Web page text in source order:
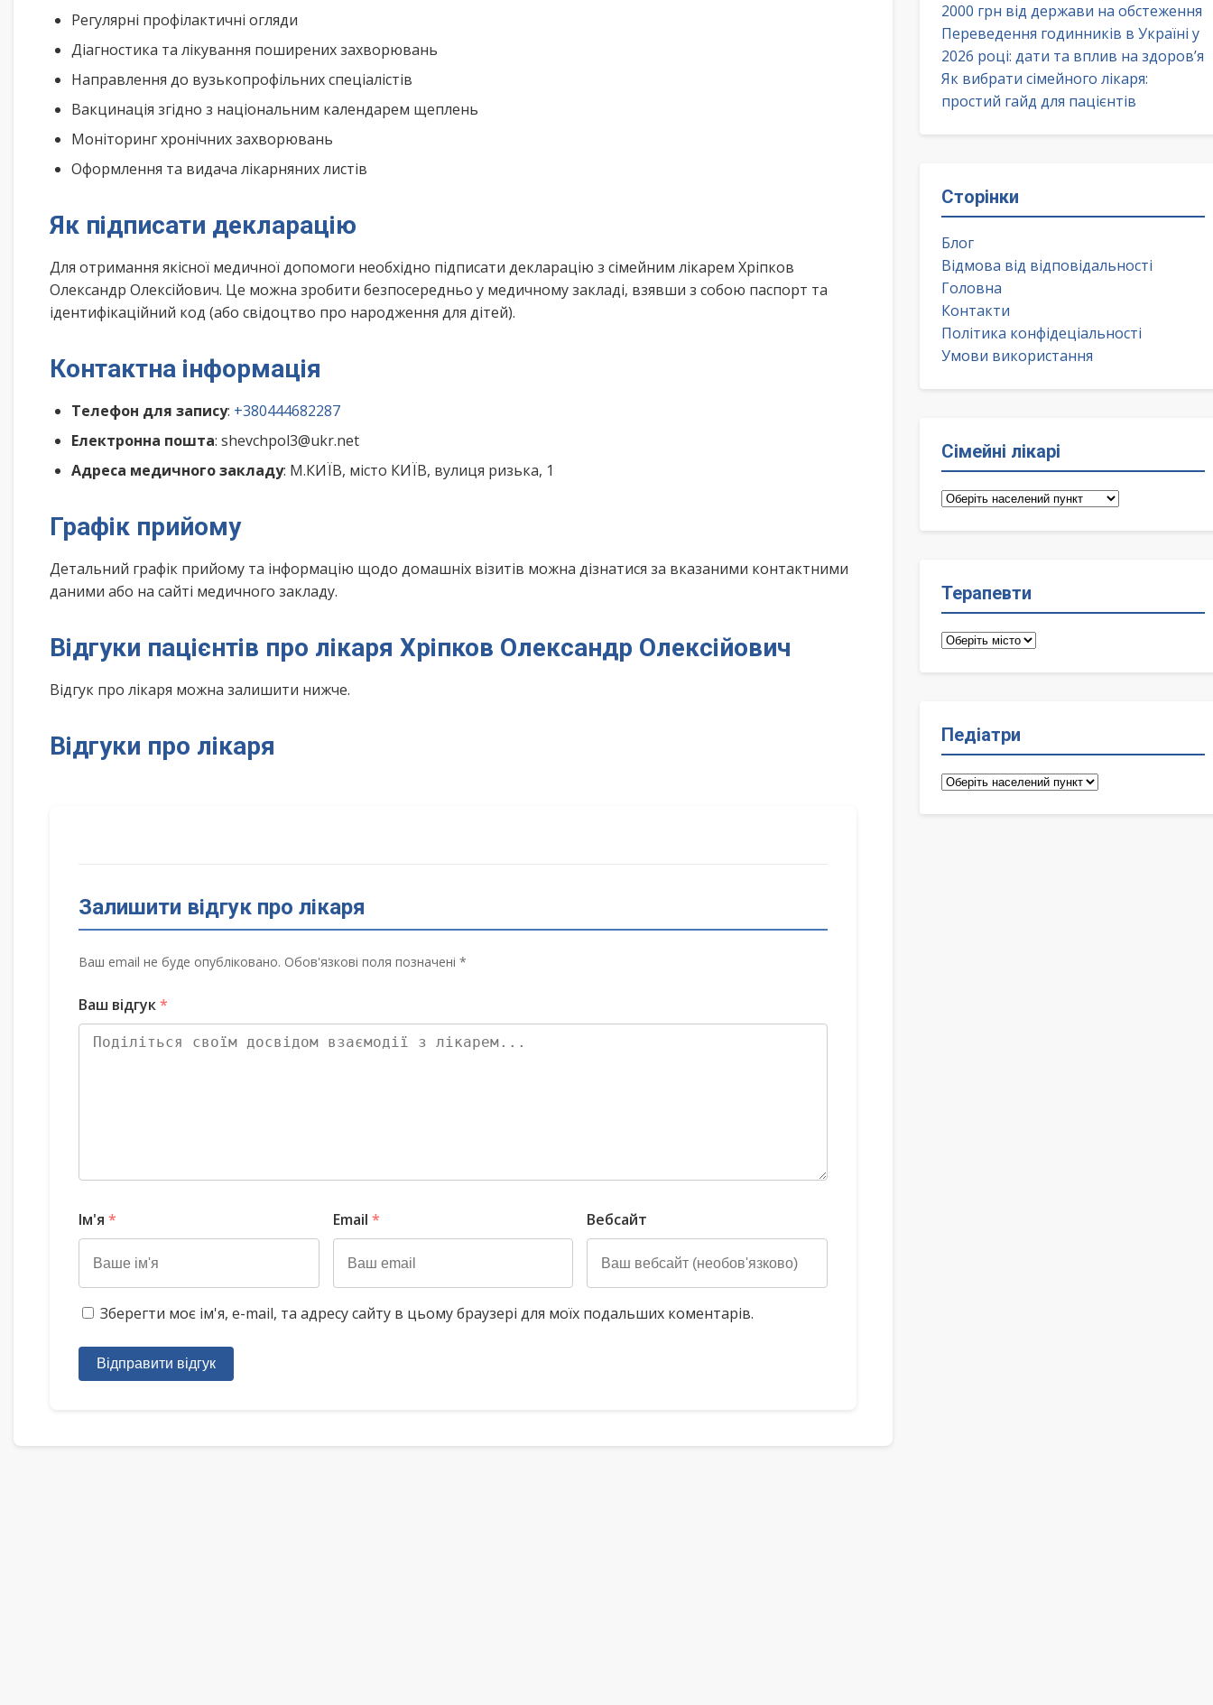
Регулярні профілактичні огляди
Діагностика та лікування поширених захворювань
Направлення до вузькопрофільних спеціалістів
Вакцинація згідно з національним календарем щеплень
Моніторинг хронічних захворювань
Оформлення та видача лікарняних листів
Як підписати декларацію
Для отримання якісної медичної допомоги необхідно підписати декларацію з сімейним лікарем Хріпков
Олександр Олексійович. Це можна зробити безпосередньо у медичному закладі, взявши з собою паспорт та
ідентифікаційний код (або свідоцтво про народження для дітей).
Контактна інформація
Телефон для запису: +380444682287
Електронна пошта: shevchpol3@ukr.net
Адреса медичного закладу: М.КИЇВ, місто КИЇВ, вулиця ризька, 1
Графік прийому
Детальний графік прийому та інформацію щодо домашніх візитів можна дізнатися за вказаними контактними
даними або на сайті медичного закладу.
Відгуки пацієнтів про лікаря Хріпков Олександр Олексійович
Відгук про лікаря можна залишити нижче.
Відгуки про лікаря
Залишити відгук про лікаря
Ваш email не буде опубліковано. Обов'язкові поля позначені *
Ваш відгук*
Ім'я * Email * Вебсайт
Зберегти моє ім'я, e-mail, та адресу сайту в цьому браузері для моїх подальших коментарів.
Відправити відгук
2000 грн від держави на обстеження
Переведення годинників в Україні у
2026 році: дати та вплив на здоров’я
Як вибрати сімейного лікаря:
простий гайд для пацієнтів
Сторінки
Блог
Відмова від відповідальності
Головна
Контакти
Політика конфідеціальності
Умови використання
Сімейні лікарі
Сімейні
Терапевти
Терапевти
Педіатри
Педіатри